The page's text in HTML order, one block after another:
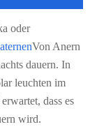
oder
Von Anern
dauern. In
leuchten im
dass es
wird.